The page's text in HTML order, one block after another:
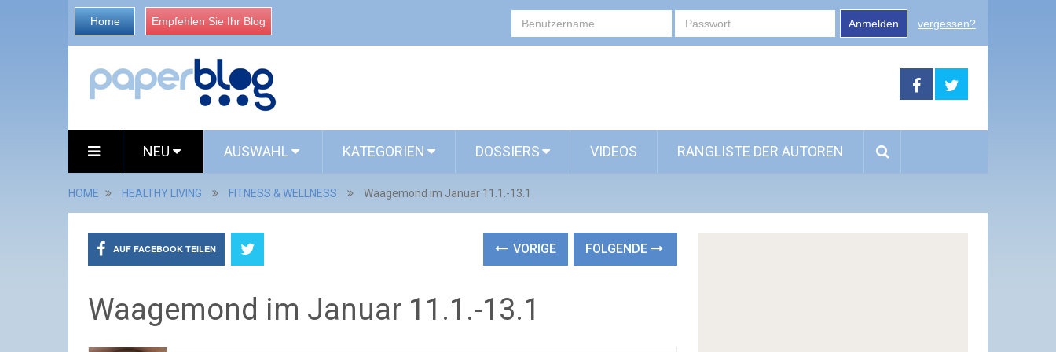
Home Empfehlen Sie Ihr Blog Anmelden vergessen?
NEU AUSWAHL KATEGORIEN DOSSIERS VIDEOS RANGLISTE DER AUTOREN
HOME HEALTHY LIVING FITNESS & WELLNESS Waagemond im Januar 11.1.-13.1
AUF FACEBOOK TEILEN VORIGE FOLGENDE
Waagemond im Januar 11.1.-13.1